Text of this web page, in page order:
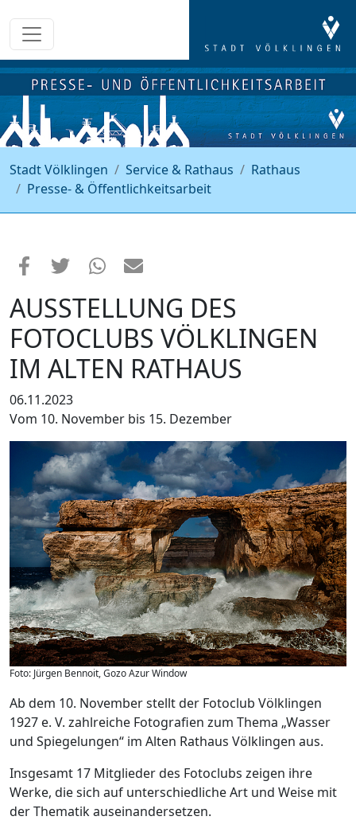
Stadt Völklingen Service & Rathaus
Rathaus
Presse- & Öffentlichkeitsarbeit
AUSSTELLUNG DES
FOTOCLUBS VÖLKLINGEN
IM ALTEN RATHAUS
06.11.2023
Vom 10. November bis 15. Dezember
Foto: Jürgen Bennoit, Gozo Azur Window
Ab dem 10. November stellt der Fotoclub Völklingen
1927 e. V. zahlreiche Fotografien zum Thema „Wasser
und Spiegelungen“ im Alten Rathaus Völklingen aus.
Insgesamt 17 Mitglieder des Fotoclubs zeigen ihre
Werke, die sich auf unterschiedliche Art und Weise mit
der Thematik auseinandersetzen.